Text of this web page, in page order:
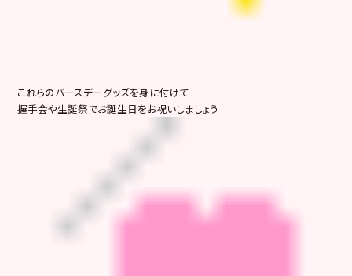
これらのバースデーグッズを身に付けて
握手会や生誕祭でお誕生日をお祝いしましょう